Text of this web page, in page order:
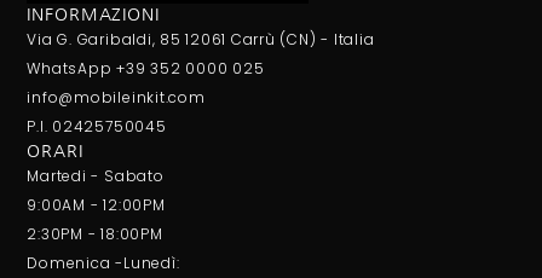
INFORMAZIONI
Via G. Garibaldi, 85 12061 Carrù (CN) - Italia
WhatsApp +39 352 0000 025
info@mobileinkit.com
P.I. 02425750045
ORARI
Martedi - Sabato
9:00AM - 12:00PM
2:30PM - 18:00PM
Domenica -Lunedì: